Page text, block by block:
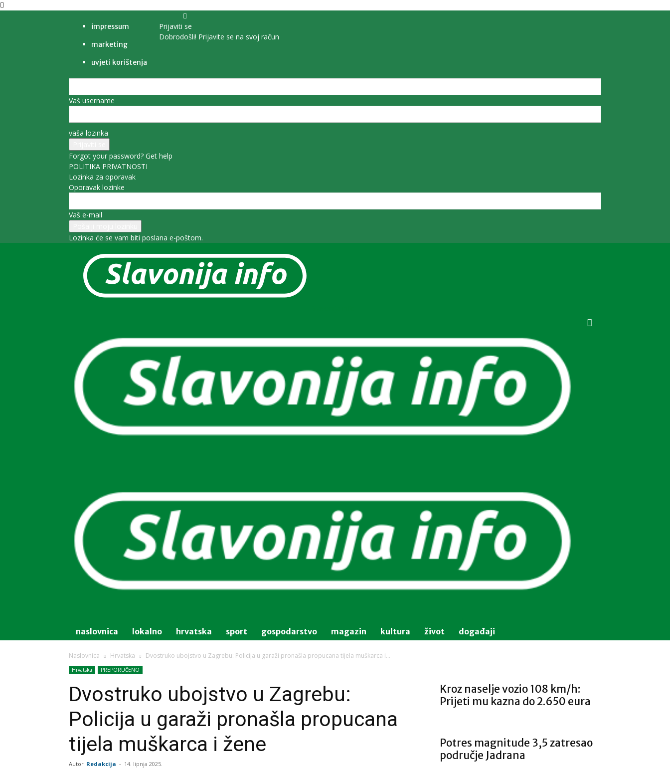
impressum
marketing
uvjeti korištenja
Prijaviti se
Dobrodošli! Prijavite se na svoj račun
Vaš username
vaša lozinka
Forgot your password? Get help
POLITIKA PRIVATNOSTI
Lozinka za oporavak
Oporavak lozinke
Vaš e-mail
Lozinka će se vam biti poslana e-poštom.
naslovnica lokalno hrvatska sport gospodarstvo magazin kultura život događaji
Naslovnica Hrvatska Dvostruko ubojstvo u Zagrebu: Policija u garaži pronašla propucana tijela muškarca i...
Hrvatska PREPORUČENO
Dvostruko ubojstvo u Zagrebu:
Policija u garaži pronašla propucana
tijela muškarca i žene
Autor Redakcija - 14. lipnja 2025.
Kroz naselje vozio 108 km/h:
Prijeti mu kazna do 2.650 eura
Potres magnitude 3,5 zatresao
područje Jadrana